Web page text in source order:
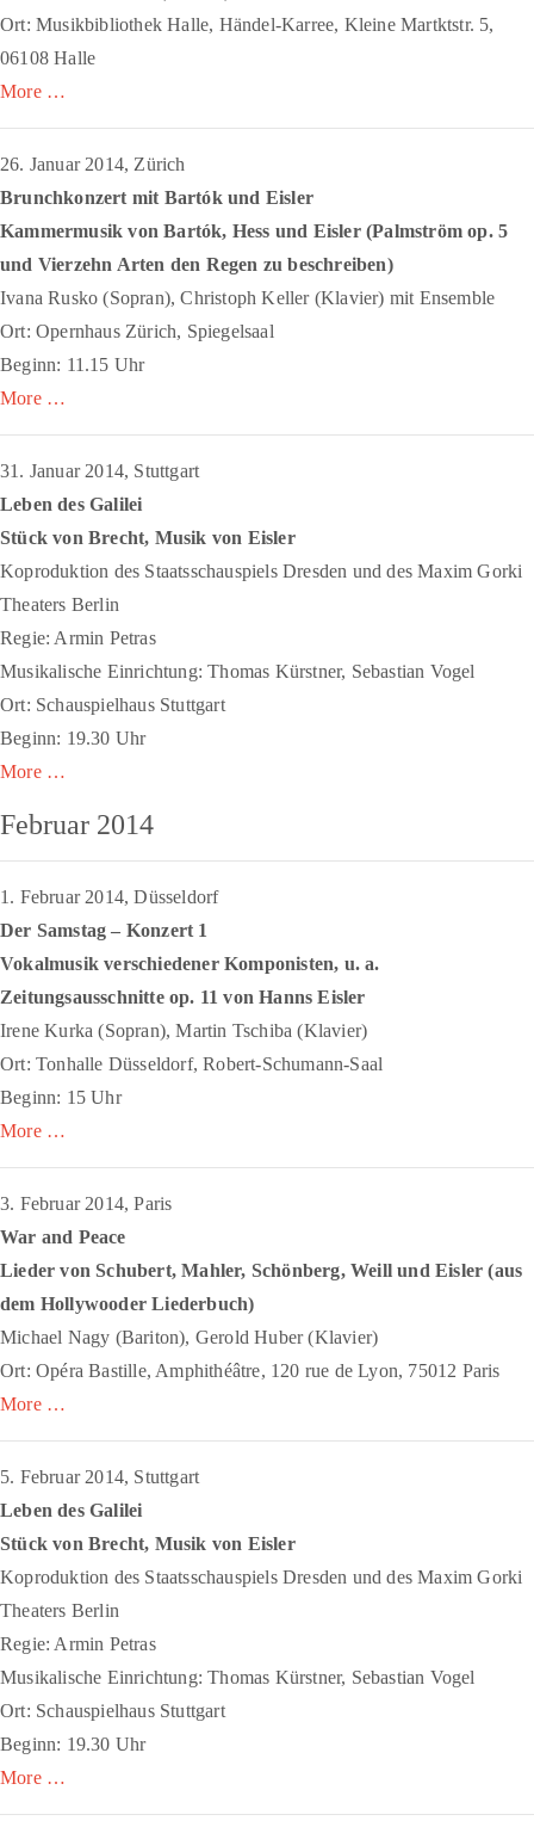
Ort: Musikbibliothek Halle, Händel-Karree, Kleine Martktstr. 5,
06108 Halle
More …
26. Januar 2014, Zürich
Brunchkonzert mit Bartók und Eisler
Kammermusik von Bartók, Hess und Eisler (Palmström op. 5
und Vierzehn Arten den Regen zu beschreiben)
Ivana Rusko (Sopran), Christoph Keller (Klavier) mit Ensemble
Ort: Opernhaus Zürich, Spiegelsaal
Beginn: 11.15 Uhr
More …
31. Januar 2014, Stuttgart
Leben des Galilei
Stück von Brecht, Musik von Eisler
Koproduktion des Staatsschauspiels Dresden und des Maxim Gorki
Theaters Berlin
Regie: Armin Petras
Musikalische Einrichtung: Thomas Kürstner, Sebastian Vogel
Ort: Schauspielhaus Stuttgart
Beginn: 19.30 Uhr
More …
Februar 2014
1. Februar 2014, Düsseldorf
Der Samstag – Konzert 1
Vokalmusik verschiedener Komponisten, u. a.
Zeitungsausschnitteop. 11 von Hanns Eisler
Irene Kurka (Sopran), Martin Tschiba (Klavier)
Ort: Tonhalle Düsseldorf, Robert-Schumann-Saal
Beginn: 15 Uhr
More …
3. Februar 2014, Paris
War and Peace
Lieder von Schubert, Mahler, Schönberg, Weill und Eisler (aus
dem Hollywooder Liederbuch)
Michael Nagy (Bariton), Gerold Huber (Klavier)
Ort: Opéra Bastille, Amphithéâtre, 120 rue de Lyon, 75012 Paris
More …
5. Februar 2014, Stuttgart
Leben des Galilei
Stück von Brecht, Musik von Eisler
Koproduktion des Staatsschauspiels Dresden und des Maxim Gorki
Theaters Berlin
Regie: Armin Petras
Musikalische Einrichtung: Thomas Kürstner, Sebastian Vogel
Ort: Schauspielhaus Stuttgart
Beginn: 19.30 Uhr
More …